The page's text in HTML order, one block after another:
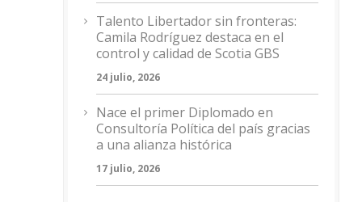
Talento Libertador sin fronteras:
Camila Rodríguez destaca en el
control y calidad de Scotia GBS
24 julio, 2026
Nace el primer Diplomado en
Consultoría Política del país gracias
a una alianza histórica
17 julio, 2026